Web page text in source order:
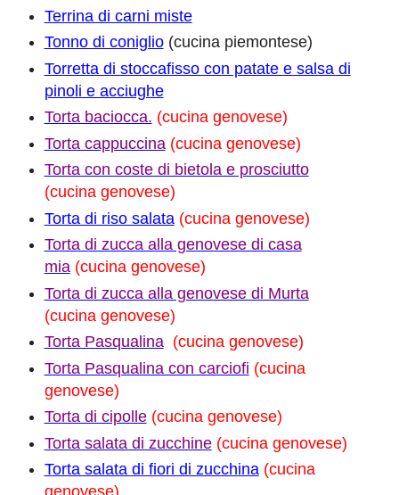
Terrina di carni miste
Tonno di coniglio(cucina piemontese)
Torretta di stoccafisso con patate e salsa di
pinoli e acciughe
Torta baciocca. (cucina genovese)
Torta cappuccina (cucina genovese)
Torta con coste di bietola e prosciutto
(cucina genovese)
Torta di riso salata(cucina genovese)
Torta di zucca alla genovese di casa
mia (cucina genovese)
Torta di zucca alla genovese di Murta
(cucina genovese)
Torta Pasqualina (cucina genovese)
Torta Pasqualina con carciofi (cucina
genovese)
Torta di cipolle (cucina genovese)
Torta salata di zucchine (cucina genovese)
Torta salata di fiori di zucchina(cucina